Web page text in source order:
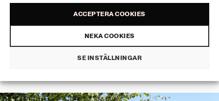
ACCEPTERA COOKIES
NEKA COOKIES
SE INSTÄLLNINGAR
Din badsjö kan ge
svalka på oväntat sätt